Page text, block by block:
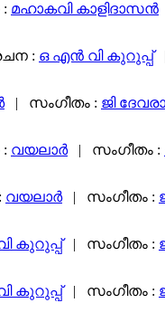
മഹാകവി കാളിദാസന്‍
: ഒ എൻ വി കുറുപ്പ്|
| സംഗീതം : ജി
വയലാര്‍| സംഗീതം :
വയലാര്‍| സംഗീതം :
കുറുപ്പ്| സംഗീതം :
കുറുപ്പ്| സംഗീതം :